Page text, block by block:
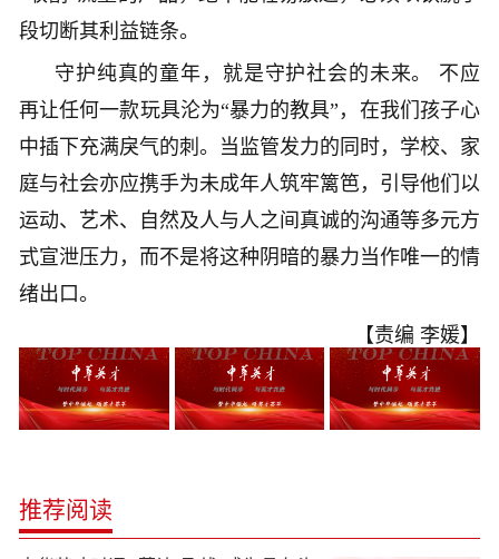
段切断其利益链条。
守护纯真的童年，就是守护社会的未来。 不应
再让任何一款玩具沦为“暴力的教具”，在我们孩子心
中插下充满戾气的刺。当监管发力的同时，学校、家
庭与社会亦应携手为未成年人筑牢篱笆，引导他们以
运动、艺术、自然及人与人之间真诚的沟通等多元方
式宣泄压力，而不是将这种阴暗的暴力当作唯一的情
绪出口。
【责编 李媛】
推荐阅读